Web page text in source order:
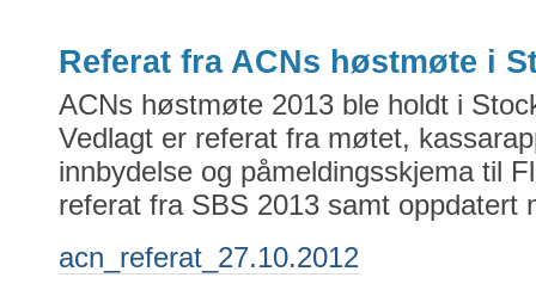
Referat fra ACNs høstmøte i
ACNs høstmøte 2013 ble holdt i
Vedlagt er referat fra møtet,
innbydelse og påmeldingsskjema til
referat fra SBS 2013 samt oppdatert
acn_referat_27.10.2012